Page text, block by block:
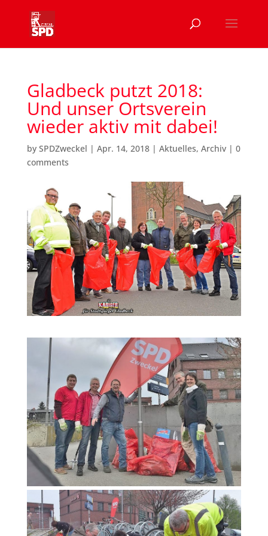
Gladbeck putzt 2018:
Und unser Ortsverein
wieder aktiv mit dabei!
by SPDZweckel | Apr. 14, 2018| Aktuelles, Archiv| 0
comments